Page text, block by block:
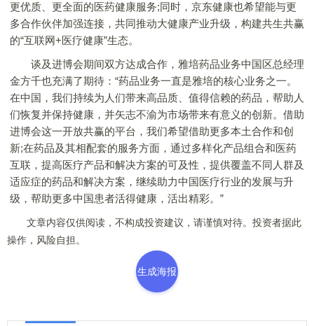
更优质、更全面的医药健康服务;同时，京东健康也希望能与更
多合作伙伴加强连接，共同推动大健康产业升级，构建共生共赢
的“互联网+医疗健康”生态。
谈及进博会期间双方达成合作，雅培药品业务中国区总经理
金方千也充满了期待：“药品业务一直是雅培的核心业务之一。
在中国，我们持续为人们带来高品质、值得信赖的药品，帮助人
们恢复并保持健康，并矢志不渝为市场带来有意义的创新。借助
进博会这一开放共赢的平台，我们希望借助更多本土合作和创
新;在药品及其相配套的服务方面，通过多样化产品组合和医药
互联，提高医疗产品和解决方案的可及性，提供覆盖不同人群及
适应症的药品和解决方案，继续助力中国医疗行业的发展与升
级，帮助更多中国患者活得健康，活出精彩。”
文章内容仅供阅读，不构成投资建议，请谨慎对待。投资者据此
操作，风险自担。
生成海报